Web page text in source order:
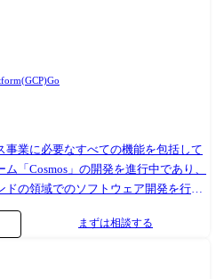
など ※使用言語等はプロジェクトによ
トイメージ】 ・BtoB向け産業医ア
け社内アンケート（Sun terrasで働く
条件が明確で時期へのモチベーション
ていただいてるため、どのような技
チアップができる ・特定の業種や商
・プロジェクトの選択肢が多いの
ロジェクトアサインしてもらうチャ
クライフバランスの取れた案件を担当
Go
業に必要なすべての機能を包括して
「Cosmos」の開発を進行中であり、
ドの領域でのソフトウェア開発を行っ
高品質なプロダクトづくりを目指す
更の範囲なし 【プロダクト
まずは相談する